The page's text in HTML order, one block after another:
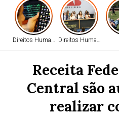
Direitos HumanosDireitos Humanos
Receita
Central são
realizar